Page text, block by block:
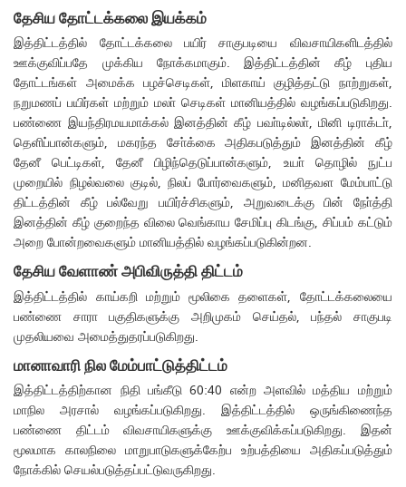
தேசிய தோட்டக்கலை இயக்கம்
இத்திட்டத்தில் தோட்டக்கலை பயிர் சாகுபடியை விவசாயிகளிடத்தில்
ஊக்குவிப்பதே முக்கிய நோக்கமாகும். இத்திட்டத்தின் கீழ் புதிய
தோட்டங்கள் அமைக்க பழச்செடிகள், மிளகாய் குழித்தட்டு நாற்றுகள்,
நறுமணப் பயிர்கள் மற்றும் மலா் செடிகள் மானியத்தில் வழங்கப்படுகிறது.
பண்ணை இயந்திரமயமாக்கல் இனத்தின் கீழ் பவா்டில்லா், மினி டிராக்டா்,
தெளிப்பான்களும், மகரந்த சோ்க்கை அதிகபடுத்தும் இனத்தின் கீழ்
தேனீ பெட்டிகள், தேனீ பிழிந்தெடுப்பான்களும், உயா் தொழில் நுட்ப
முறையில் நிழல்வலை குடில், நிலப் போர்வைகளும், மனிதவள மேம்பாட்டு
திட்டத்தின் கீழ் பல்வேறு பயிர்ச்சிகளும், அறுவடைக்கு பின் நோ்த்தி
இனத்தின் கீழ் குறைந்த விலை வெங்காய சேமிப்பு கிடங்கு, சிப்பம் கட்டும்
அறை போன்றவைகளும் மானியத்தில் வழங்கப்படுகின்றன.
தேசிய வேளாண் அபிவிருத்தி திட்டம்
இத்திட்டத்தில் காய்கறி மற்றும் மூலிகை தளைகள், தோட்டக்கலையை
பண்ணை சாரா பகுதிகளுக்கு அறிமுகம் செய்தல், பந்தல் சாகுபடி
முதலியவை அமைத்துதரப்படுகிறது.
மானாவாரி நில மேம்பாட்டுத்திட்டம்
இத்திட்டத்திற்கான நிதி பங்கீடு 60:40 என்ற அளவில் மத்திய மற்றும்
மாநில அரசால் வழங்கப்படுகிறது. இத்திட்டத்தில் ஒருங்கிணைந்த
பண்ணை திட்டம் விவசாயிகளுக்கு ஊக்குவிக்கப்படுகிறது. இதன்
மூலமாக காலநிலை மாறுபாடுகளுக்கேற்ப உற்பத்தியை அதிகப்படுத்தும்
நோக்கில் செயல்படுத்தப்பட்டுவருகிறது.